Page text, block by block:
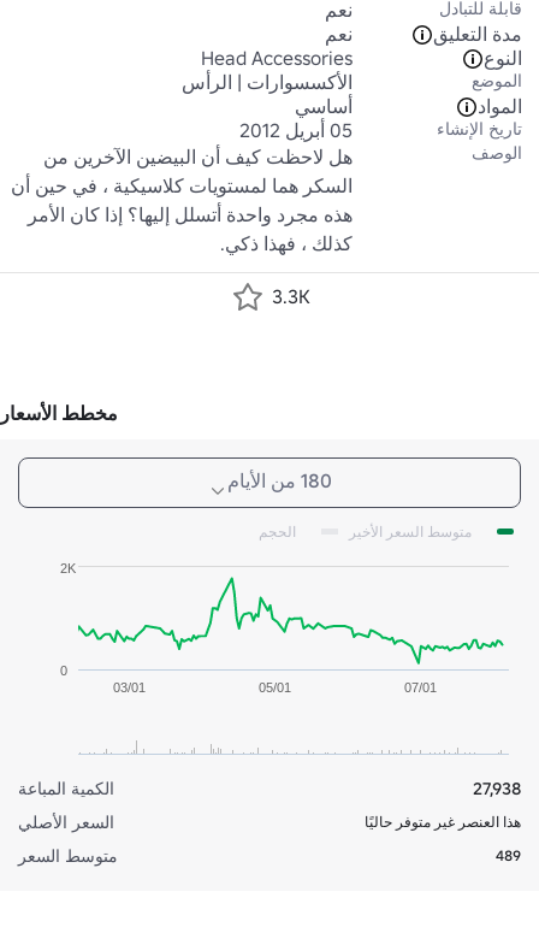
قابلة للتبادل
نعم
مدة التعليق
نعم
النوع
Head Accessories
الموضع
الأكسسوارات | الرأس
المواد
أساسي
تاريخ الإنشاء 05 أبريل 2012
الوصف
كذلك ، فهذا ذكي.
3.3K
مخطط الأسعار
180 من الأيام
متوسط السعر الأخير الحجم
03/01 05/01 07/01
0
2K
الكمية المباعة
27,938
السعر الأصلي
هذا العنصر غير متوفر حاليًا
متوسط السعر 489